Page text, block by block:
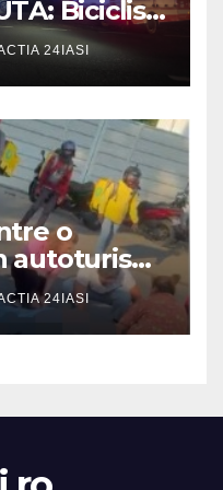
Biciclist
de o
24IASI
o
autoturism
24IASI